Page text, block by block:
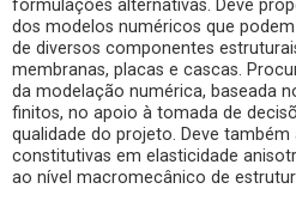
formulações alternativas. Deve
dos modelos numéricos que
de diversos componentes
membranas, placas e cascas.
da modelação numérica, baseada
finitos, no apoio à tomada de
qualidade do projeto. Deve
constitutivas em elasticidade
ao nível macromecânico de